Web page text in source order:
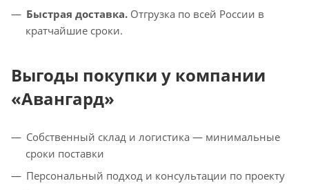
Быстрая доставка. Отгрузка по всей России в
кратчайшие сроки.
Выгоды покупки у компании
«Авангард»
Собственный склад и логистика — минимальные
сроки поставки
Персональный подход и консультации по проекту